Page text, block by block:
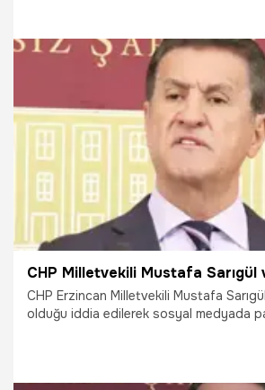
olarak atandığı belirtildi.
22.11.2024 Gündem
CHP Erzincan Milletvekili Mustafa
olduğu iddia edilerek sosyal medyada